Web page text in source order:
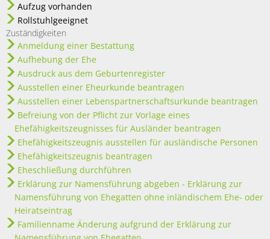
Aufzug vorhanden
Rollstuhlgeeignet
Zuständigkeiten
Anmeldung einer Bestattung
Aufhebung der Ehe
Ausdruck aus dem Geburtenregister
Ausstellen einer Eheurkunde beantragen
Ausstellen einer Lebenspartnerschaftsurkunde beantragen
Befreiung von der Pflicht zur Vorlage eines
Ehefähigkeitszeugnisses für Ausländer beantragen
Ehefähigkeitszeugnis ausstellen für ausländische Personen
Ehefähigkeitszeugnis beantragen
Eheschließung durchführen
Erklärung zur Namensführung abgeben - Erklärung zur
Namensführung von Ehegatten ohne inländischem Ehe- oder
Heiratseintrag
Familienname Änderung aufgrund der Erklärung zur